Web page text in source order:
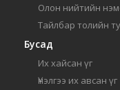
Олон нийтийн
Тайлбар толийн
Бусад
Их хайсан үг
Үнэлгээ их авсан үг